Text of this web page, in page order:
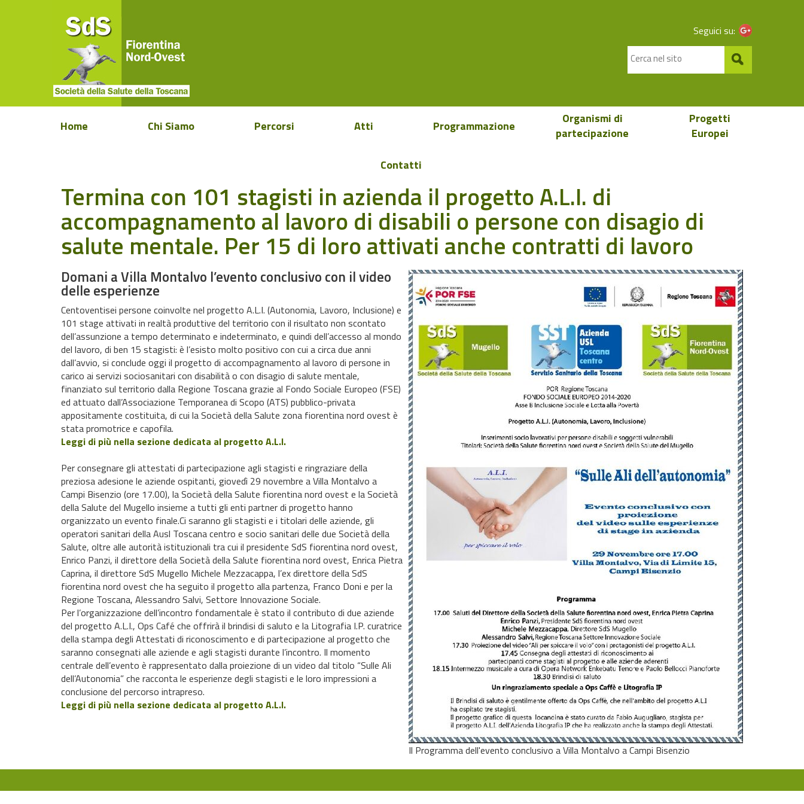
Seguici su:
Home Chi Siamo Percorsi Atti Programmazione
Organismi di
partecipazione
Progetti
Europei
Contatti
Termina con 101 stagisti in azienda il progetto A.L.I. di
accompagnamento al lavoro di disabili o persone con disagio di
salute mentale. Per 15 di loro attivati anche contratti di lavoro
Il Programma dell'evento conclusivo a Villa Montalvo a Campi Bisenzio
Domani a Villa Montalvo l’evento conclusivo con il video
delle esperienze
Centoventisei persone coinvolte nel progetto A.L.I. (Autonomia, Lavoro, Inclusione) e
101 stage attivati in realtà produttive del territorio con il risultato non scontato
dell’assunzione a tempo determinato e indeterminato, e quindi dell’accesso al mondo
del lavoro, di ben 15 stagisti: è l’esisto molto positivo con cui a circa due anni
dall’avvio, si conclude oggi il progetto di accompagnamento al lavoro di persone in
carico ai servizi sociosanitari con disabilità o con disagio di salute mentale,
finanziato sul territorio dalla Regione Toscana grazie al Fondo Sociale Europeo (FSE)
ed attuato dall’Associazione Temporanea di Scopo (ATS) pubblico-privata
appositamente costituita, di cui la Società della Salute zona fiorentina nord ovest è
stata promotrice e capofila.
Leggi di più nella sezione dedicata al progetto A.L.I.
Per consegnare gli attestati di partecipazione agli stagisti e ringraziare della
preziosa adesione le aziende ospitanti, giovedì 29 novembre a Villa Montalvo a
Campi Bisenzio (ore 17.00), la Società della Salute fiorentina nord ovest e la Società
della Salute del Mugello insieme a tutti gli enti partner di progetto hanno
organizzato un evento finale.Ci saranno gli stagisti e i titolari delle aziende, gli
operatori sanitari della Ausl Toscana centro e socio sanitari delle due Società della
Salute, oltre alle autorità istituzionali tra cui il presidente SdS fiorentina nord ovest,
Enrico Panzi, il direttore della Società della Salute fiorentina nord ovest, Enrica Pietra
Caprina, il direttore SdS Mugello Michele Mezzacappa, l’ex direttore della SdS
fiorentina nord ovest che ha seguito il progetto alla partenza, Franco Doni e per la
Regione Toscana, Alessandro Salvi, Settore Innovazione Sociale.
Per l’organizzazione dell’incontro fondamentale è stato il contributo di due aziende
del progetto A.L.I., Ops Café che offrirà il brindisi di saluto e la Litografia I.P. curatrice
della stampa degli Attestati di riconoscimento e di partecipazione al progetto che
saranno consegnati alle aziende e agli stagisti durante l’incontro. Il momento
centrale dell’evento è rappresentato dalla proiezione di un video dal titolo “Sulle Ali
dell’Autonomia” che racconta le esperienze degli stagisti e le loro impressioni a
conclusione del percorso intrapreso.
Leggi di più nella sezione dedicata al progetto A.L.I.